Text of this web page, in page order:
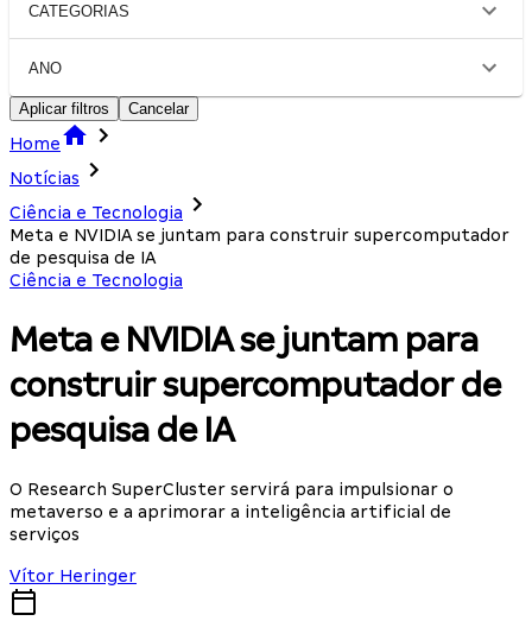
CATEGORIAS
ANO
Aplicar filtros Cancelar
Home
Notícias
Ciência e Tecnologia
Meta e NVIDIA se juntam para construir supercomputador
de pesquisa de IA
Ciência e Tecnologia
Meta e NVIDIA se juntam para
construir supercomputador de
pesquisa de IA
O Research SuperCluster servirá para impulsionar o
metaverso e a aprimorar a inteligência artificial de
serviços
Vítor Heringer